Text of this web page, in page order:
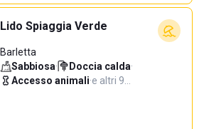
Lido Spiaggia Verde
Barletta
Sabbiosa· Doccia calda·
Accesso animali·e altri 9…